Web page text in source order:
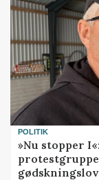
POLITIK
»Nu stopper
gødskningslov